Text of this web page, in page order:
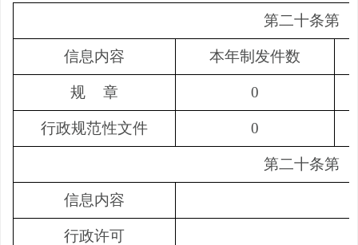
第二十条第
信息内容 本年制发件数
规 章 0
行政规范性文件 0
第二十条第
信息内容
行政许可